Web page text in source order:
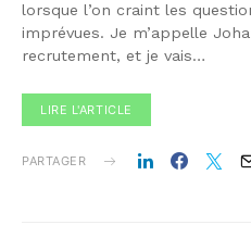
lorsque l’on craint les
imprévues. Je m’appelle
recrutement, et je vais…
LIRE L'ARTICLE
PARTAGER